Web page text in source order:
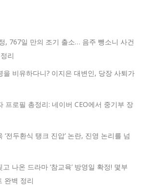
, 767일 만의 조기 출소… 음주 뺑소니 사건
리
을 비유하다니? 이지은 대변인, 당장 사퇴가
프로필 총정리: 네이버 CEO에서 중기부 장
전두환식 탱크 진압’ 논란, 진영 논리를 넘
나온 드라마 ‘참교육’ 방영일 확정! 몇부
완벽 정리